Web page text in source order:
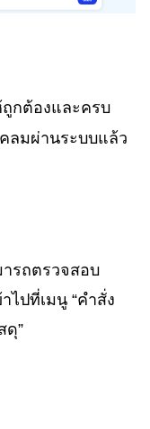
กต้องและครบ
ลมผ่านระบบแล้ว
รถตรวจสอบ
ไปที่เมนู “คำสั่ง
ดุ”